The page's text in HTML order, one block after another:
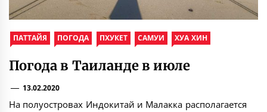
ПАТТАЙЯ ПОГОДА ПХУКЕТ САМУИ ХУА ХИН
Погода в Таиланде в июле
13.02.2020
На полуостровах Индокитай и Малакка располагается